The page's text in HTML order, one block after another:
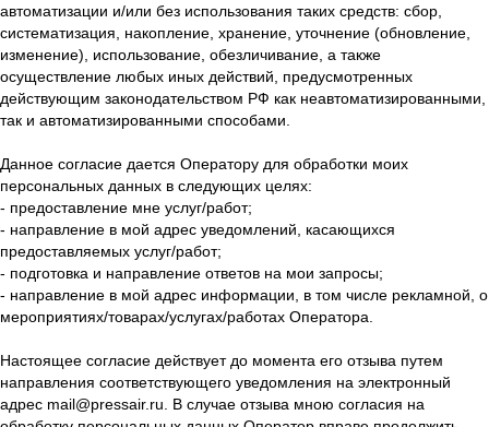
автоматизации и/или без использования таких средств: сбор,
систематизация, накопление, хранение, уточнение (обновление,
изменение), использование, обезличивание, а также
осуществление любых иных действий, предусмотренных
действующим законодательством РФ как неавтоматизированными,
так и автоматизированными способами.
Данное согласие дается Оператору для обработки моих
персональных данных в следующих целях:
- предоставление мне услуг/работ;
- направление в мой адрес уведомлений, касающихся
предоставляемых услуг/работ;
- подготовка и направление ответов на мои запросы;
- направление в мой адрес информации, в том числе рекламной, о
мероприятиях/товарах/услугах/работах Оператора.
Настоящее согласие действует до момента его отзыва путем
направления соответствующего уведомления на электронный
адрес mail@pressair.ru. В случае отзыва мною согласия на